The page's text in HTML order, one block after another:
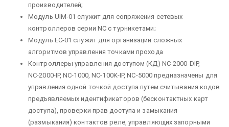
производителей;
Модуль UIM-01 служит для сопряжения сетевых
контроллеров серии NC с турникетами;
Модуль ЕС-01 служит для организации сложных
алгоритмов управления точками прохода
Контроллеры управления доступом (КД) NС-2000-DIP,
NС-2000-IP, NC-1000, NС-100К-IP, NC-5000 предназначены для
управления одной точкой доступа путем считывания кодов
предъявляемых идентификаторов (бесконтактных карт
доступа), проверки прав доступа и замыкания
(размыкания) контактов реле, управляющих запорными